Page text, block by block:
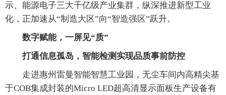
示、能源电子三大千亿级产业集群，纵深推进新型工业
化，正加速从“制造大区”向“智造强区”跃升。
数字赋能，一屏见“质”
打通信息孤岛，智能检测实现品质事前防控
走进惠州雷曼智能智慧工业园，无尘车间内高精尖基
于COB集成封装的Micro LED超高清显示面板生产设备有